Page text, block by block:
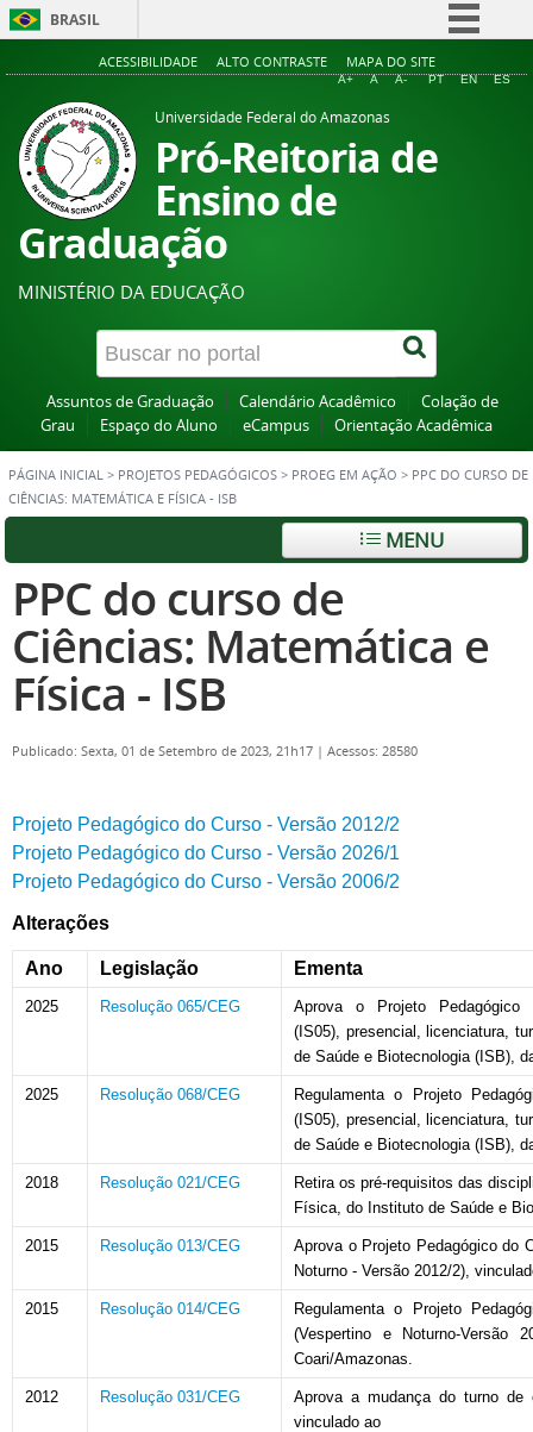
BRASIL
Simplifique!
Acesso à informação
ACESSIBILIDADE ALTO CONTRASTE MAPA DO SITE
A+ A A- PT EN ES
Universidade Federal do Amazonas
Pró-Reitoria de
Ensino de
Graduação
MINISTÉRIO DA EDUCAÇÃO
Assuntos de Graduação Calendário Acadêmico
Colação de
Grau
Espaço do Aluno eCampus Orientação Acadêmica
PÁGINA INICIAL > PROJETOS PEDAGÓGICOS > PROEG EM AÇÃO > PPC DO CURSO DE
CIÊNCIAS: MATEMÁTICA E FÍSICA - ISB
MENU
PPC do curso de
Ciências: Matemática e
Física - ISB
Publicado: Sexta, 01 de Setembro de 2023, 21h17 | Acessos: 28580
Projeto Pedagógico do Curso - Versão 2012/2
Projeto Pedagógico do Curso - Versão 2026/1
Projeto Pedagógico do Curso - Versão 2006/2
Alterações
Ano Legislação Ementa
2025 Resolução 065/CEG
Aprova o Projeto
(IS05), presencial, licenciatura,
de Saúde e Biotecnologia (ISB),
2025 Resolução 068/CEG
Regulamenta o Projeto
(IS05), presencial, licenciatura,
de Saúde e Biotecnologia (ISB),
2018 Resolução 021/CEG
Retira os pré-requisitos das
Física, do Instituto de Saúde e
2015 Resolução 013/CEG
Aprova o Projeto Pedagógico do
Noturno - Versão 2012/2),
2015 Resolução 014/CEG
Regulamenta o Projeto
(Vespertino e Noturno-
Coari/Amazonas.
2012 Resolução 031/CEG
Aprova a mudança do turno de
vinculado ao